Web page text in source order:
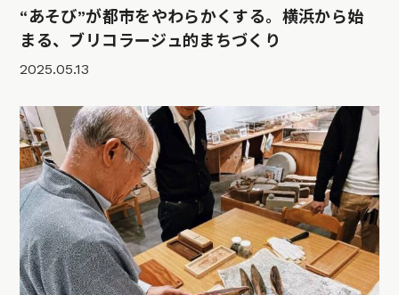
“あそび”が都市をやわらかくする。横浜から始
まる、ブリコラージュ的まちづくり
2025.05.13